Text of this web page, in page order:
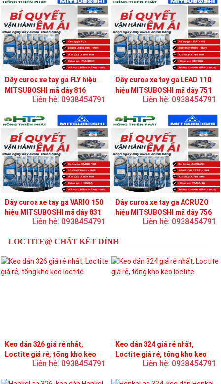
Dây curoa xe tay ga FLY hiệu
MITSUBOSHI mã dây 816
Liên hệ: 0938454791
Dây curoa xe tay ga LEAD 110
hiệu MITSUBOSHI mã dây 751
Liên hệ: 0938454791
Dây curoa xe tay ga VARIO 150
hiệu MITSUBOSHI mã dây 831
Liên hệ: 0938454791
Dây curoa xe tay ga ACRUZO
hiệu MITSUBOSHI mã dây 756
Liên hệ: 0938454791
LOCTITE@ CHẤT KẾT DÍNH
Keo dán 326 giá rẻ nhất,
Loctite giá rẻ, tổng kho keo
Liên hệ: 0938454791
Keo dán 324 giá rẻ nhất,
Loctite giá rẻ, tổng kho keo
Liên hệ: 0938454791